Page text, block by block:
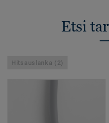
Etsi
Hitsauslanka (2)